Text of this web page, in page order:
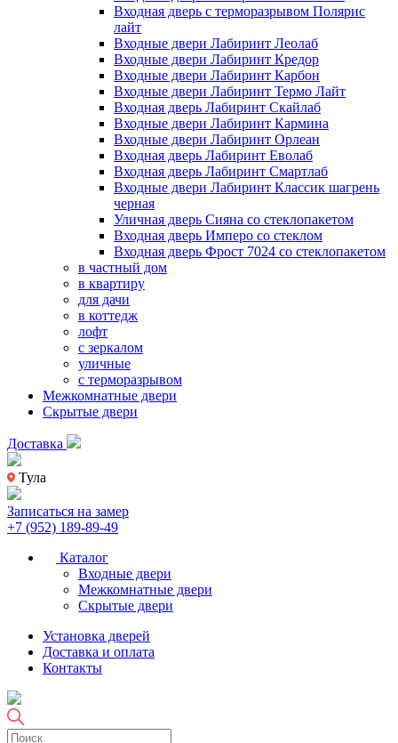
Входная дверь с терморазрывом Полярис
лайт
Входные двери Лабиринт Леолаб
Входные двери Лабиринт Кредор
Входные двери Лабиринт Карбон
Входные двери Лабиринт Термо Лайт
Входная дверь Лабиринт Скайлаб
Входные двери Лабиринт Кармина
Входные двери Лабиринт Орлеан
Входная дверь Лабиринт Еволаб
Входная дверь Лабиринт Смартлаб
Входные двери Лабиринт Классик шагрень
черная
Уличная дверь Сияна со стеклопакетом
Входная дверь Имперо со стеклом
Входная дверь Фрост 7024 со стеклопакетом
в частный дом
в квартиру
для дачи
в коттедж
лофт
с зеркалом
уличные
с терморазрывом
Межкомнатные двери
Скрытые двери
Доставка
Тула
Записаться на замер
+7 (952) 189-89-49
Каталог
Входные двери
Межкомнатные двери
Скрытые двери
Установка дверей
Доставка и оплата
Контакты